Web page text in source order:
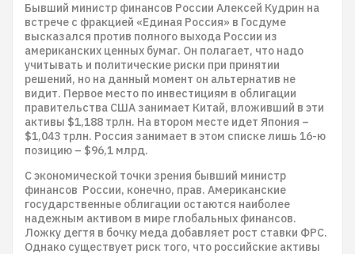
Бывший министр финансов России Алексей Кудрин на
встрече с фракцией «Единая Россия» в Госдуме
высказался против полного выхода России из
американских ценных бумаг. Он полагает, что надо
учитывать и политические риски при принятии
решений, но на данный момент он альтернатив не
видит. Первое место по инвестициям в облигации
правительства США занимает Китай, вложивший в эти
активы $1,188 трлн. На втором месте идет Япония –
$1,043 трлн. Россия занимает в этом списке лишь 16-ю
позицию – $96,1 млрд.
С экономической точки зрения бывший министр
финансов России, конечно, прав. Американские
государственные облигации остаются наиболее
надежным активом в мире глобальных финансов.
Ложку дегтя в бочку меда добавляет рост ставки ФРС.
Однако существует риск того, что российские активы